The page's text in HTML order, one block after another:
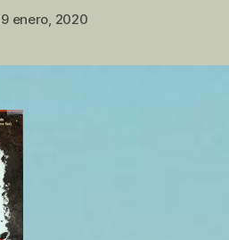
Autor
de
entrada
e
e
enero, 2020